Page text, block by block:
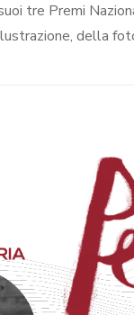
tre Premi
della